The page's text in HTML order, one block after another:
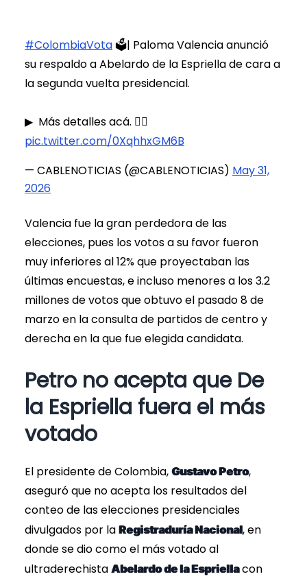
#ColombiaVota 🗳️| Paloma Valencia anunció
su respaldo a Abelardo de la Espriella de cara a
la segunda vuelta presidencial.
▶ ️ Más detalles acá. 👇🏻
pic.twitter.com/0XqhhxGM6B
— CABLENOTICIAS (@CABLENOTICIAS) May 31,
2026
Valencia fue la gran perdedora de las
elecciones, pues los votos a su favor fueron
muy inferiores al 12% que proyectaban las
últimas encuestas, e incluso menores a los 3.2
millones de votos que obtuvo el pasado 8 de
marzo en la consulta de partidos de centro y
derecha en la que fue elegida candidata.
Petro no acepta que De
la Espriella fuera el más
votado
El presidente de Colombia, Gustavo Petro,
aseguró que no acepta los resultados del
conteo de las elecciones presidenciales
divulgados por la Registraduría Nacional, en
donde se dio como el más votado al
ultraderechista Abelardo de la Espriellacon